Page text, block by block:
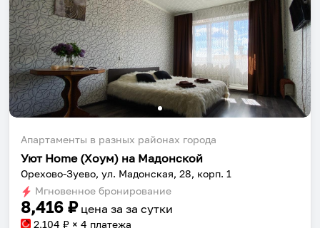
Апартаменты в разных районах города
Уют Home (Хоум) на Мадонской
Орехово-Зуево, ул. Мадонская, 28, корп. 1
Мгновенное бронирование
8,416 ₽ цена за за сутки
2,104 ₽ × 4 платежа